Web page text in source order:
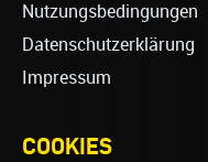
Nutzungsbedingungen
Datenschutzerklärung
Impressum
COOKIES